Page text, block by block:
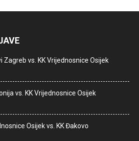
Zagreb vs. KK Vrijednosnice Osijek
vs. KK Vrijednosnice Osijek
Osijek vs. KK Đakovo